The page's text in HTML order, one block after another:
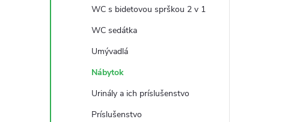
WC s bidetovou sprškou 2 v 1
WC sedátka
Umývadlá
Nábytok
Urinály a ich príslušenstvo
Príslušenstvo